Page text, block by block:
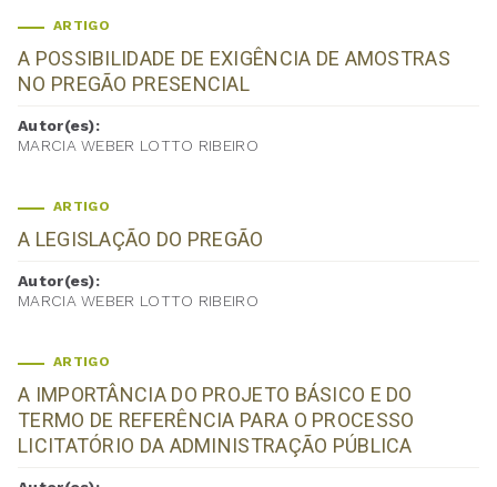
ARTIGO
A POSSIBILIDADE DE EXIGÊNCIA DE AMOSTRAS
NO PREGÃO PRESENCIAL
Autor(es):
MARCIA WEBER LOTTO RIBEIRO
ARTIGO
A LEGISLAÇÃO DO PREGÃO
Autor(es):
MARCIA WEBER LOTTO RIBEIRO
ARTIGO
A IMPORTÂNCIA DO PROJETO BÁSICO E DO
TERMO DE REFERÊNCIA PARA O PROCESSO
LICITATÓRIO DA ADMINISTRAÇÃO PÚBLICA